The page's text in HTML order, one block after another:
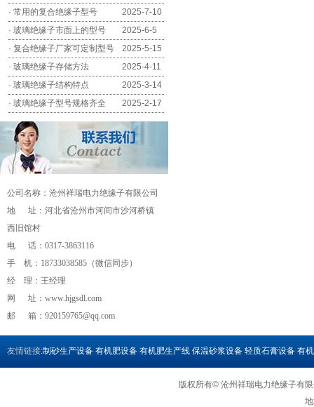
· 常用的复合绝缘子型号
2025-7-10
· 玻璃绝缘子市面上的型号
2025-6-5
· 复合绝缘子厂家可定制型号
2025-5-15
· 玻璃绝缘子存储方法
2025-4-11
· 玻璃绝缘子结构特点
2025-3-14
· 玻璃绝缘子型号规格齐全 2025-2-17
公司名称：沧州祥瑞电力绝缘子有限公司
地 址：河北省沧州市河间市沙河桥镇
西旧馆村
电 话：0317-3863116
手 机：18733038585（微信同步）
经 理：王经理
网 址：www.hjgsdl.com
邮 箱： 920159765@qq.com
友情链接:制砂生产设备 有机肥设备 有机肥生产线 保温砂浆设备 轻质石膏设备 有
版权所有© 沧州祥瑞电力绝缘子有